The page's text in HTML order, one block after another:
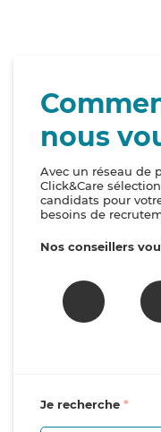
nous
Avec un réseau de
Click&Care
candidats pour
besoins de
Nos conseillers
Je recherche